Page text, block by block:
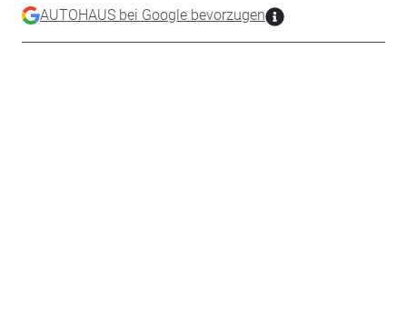
AUTOHAUS bei Google bevorzugen